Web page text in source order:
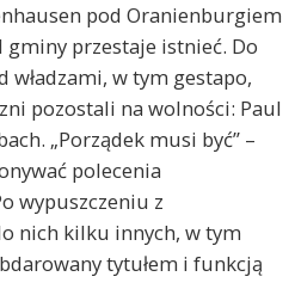
pod Oranienburgiem
przestaje istnieć. Do
w tym gestapo,
pozostali na wolności: Paul
„Porządek musi być” –
polecenia
wypuszczeniu z
nich kilku innych, w tym
tytułem i funkcją